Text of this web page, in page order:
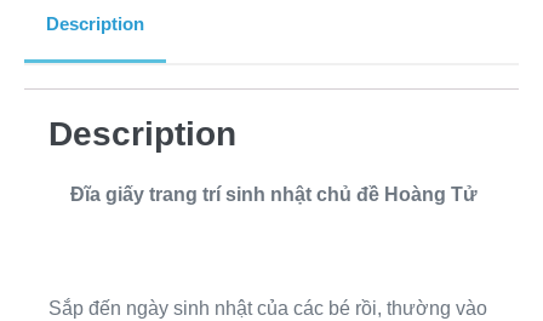
Description
Description
Đĩa giấy trang trí sinh nhật chủ đề Hoàng Tử
Sắp đến ngày sinh nhật của các bé rồi, thường vào